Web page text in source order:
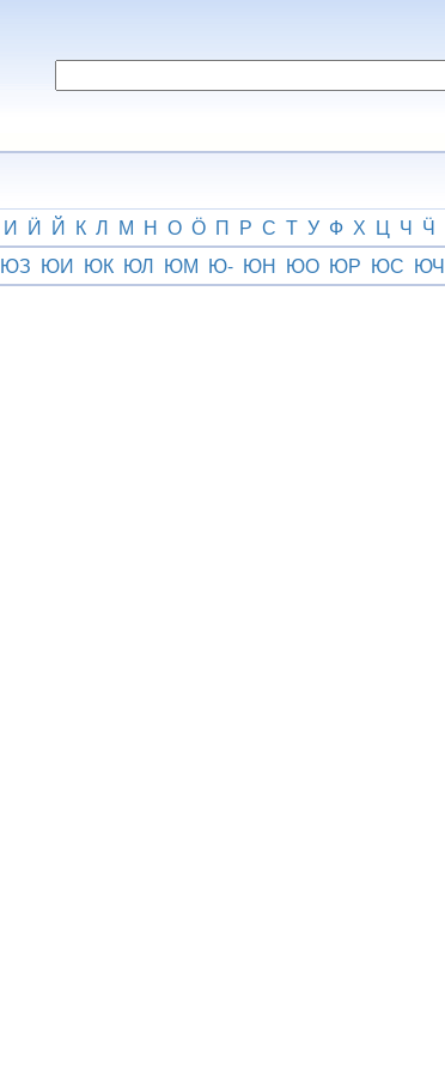
И Ӥ Й К Л М Н О Ӧ П Р С Т У Ф Х Ц Ч Ӵ
ЮЗ ЮИ ЮК ЮЛ ЮМ Ю- ЮН ЮО ЮР ЮС ЮЧ